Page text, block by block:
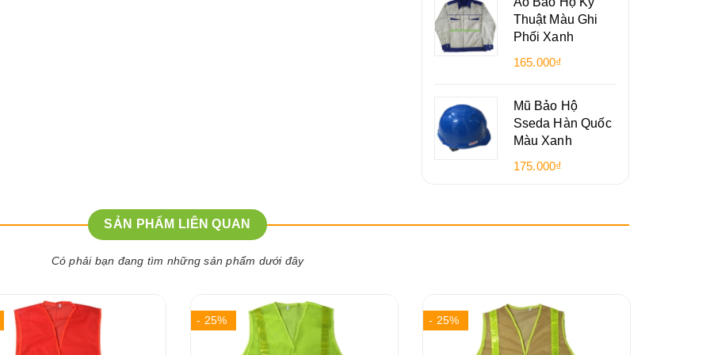
Thuật Màu Ghi
Phối Xanh
165.000₫
Mũ Bảo Hộ
Sseda Hàn Quốc
Màu Xanh
175.000₫
SẢN PHẨM LIÊN QUAN
Có phải bạn đang tìm những sản phẩm dưới đây
- 25% - 25%